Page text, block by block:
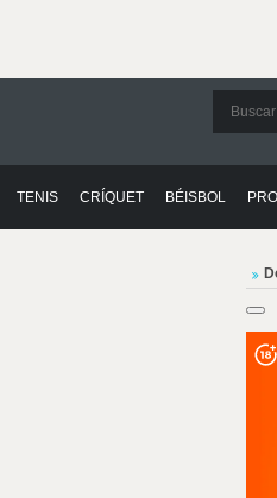
TENIS CRÍQUET BÉISBOL